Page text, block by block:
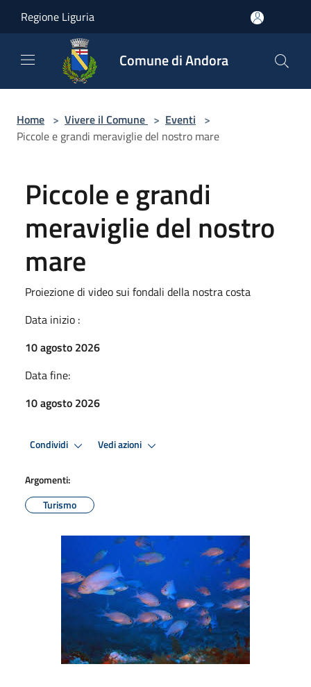
Regione Liguria
Comune di Andora
Home > Vivere il Comune > Eventi >
Piccole e grandi meraviglie del nostro mare
Piccole e grandi
meraviglie del nostro
mare
Proiezione di video sui fondali della nostra costa
Data inizio :
10 agosto 2026
Data fine:
10 agosto 2026
Condividi Vedi azioni
Argomenti:
Turismo